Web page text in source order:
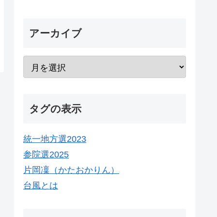
アーカイブ
タグの表示
統一地方選2023
参院選2025
片岡凜（かたおかりん）
台風とは